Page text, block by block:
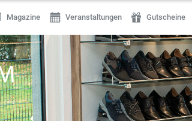
Magazine Veranstaltungen Gutscheine